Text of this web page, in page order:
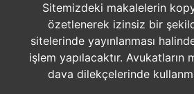
Sitemizdeki makalelerin
özetlenerek izinsiz bir
sitelerinde yayınlanması
işlem yapılacaktır. Avukatların
dava dilekçelerinde